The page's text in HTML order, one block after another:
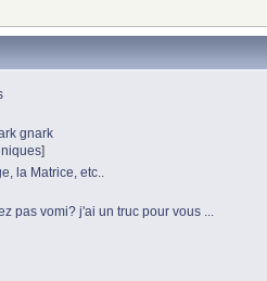
gnark
]
la Matrice, etc..
pas vomi? j'ai un truc pour vous ...